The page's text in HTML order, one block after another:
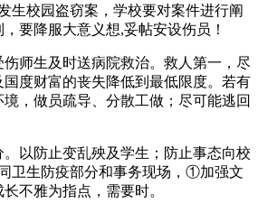
生校园盗窃案，学校要对案件进行阐
要降服大意义想,妥帖安设伤员！
生及时送病院救治。救人第一，尽
度财富的丧失降低到最低限度。若有
，做员疏导、分散工做；尽可能逃回
防止变乱殃及学生；防止事态向校
卫生防疫部分和事务现场，①加强文
不雅为指点，需要时。